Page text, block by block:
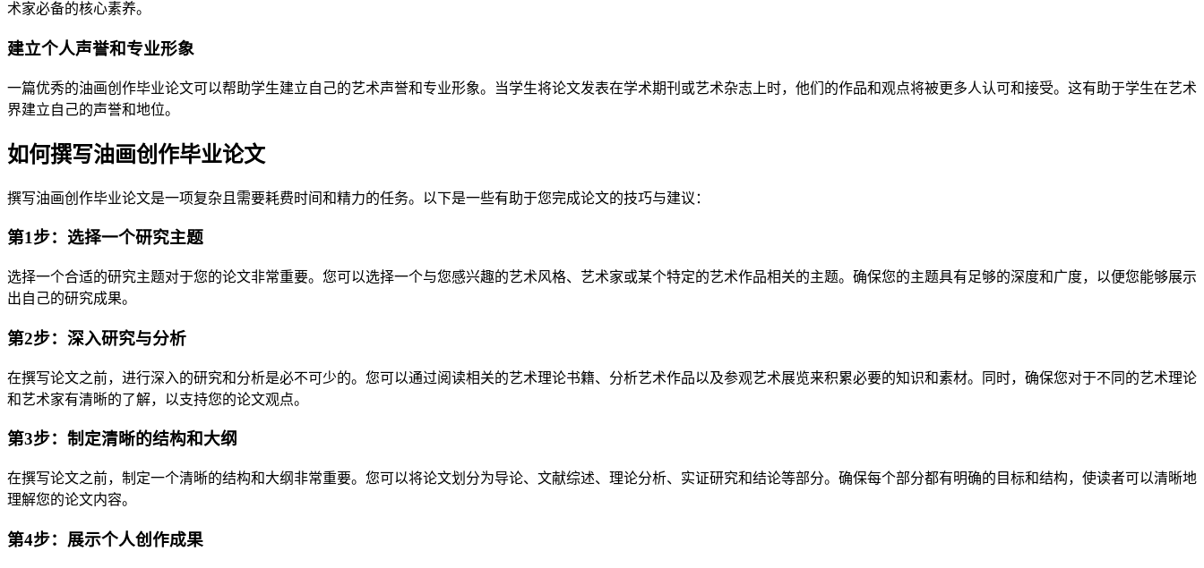
术家必备的核心素养。
建立个人声誉和专业形象
一篇优秀的油画创作毕业论文可以帮助学生建立自己的艺术声誉和专业形象。当学生将论文发表在学术期刊或艺术杂志上时，他们的作品和观点将被更多人认可和接受。这有助于学生在艺术
界建立自己的声誉和地位。
如何撰写油画创作毕业论文
撰写油画创作毕业论文是一项复杂且需要耗费时间和精力的任务。以下是一些有助于您完成论文的技巧与建议：
第1步：选择一个研究主题
选择一个合适的研究主题对于您的论文非常重要。您可以选择一个与您感兴趣的艺术风格、艺术家或某个特定的艺术作品相关的主题。确保您的主题具有足够的深度和广度，以便您能够展示
出自己的研究成果。
第2步：深入研究与分析
在撰写论文之前，进行深入的研究和分析是必不可少的。您可以通过阅读相关的艺术理论书籍、分析艺术作品以及参观艺术展览来积累必要的知识和素材。同时，确保您对于不同的艺术理论
和艺术家有清晰的了解，以支持您的论文观点。
第3步：制定清晰的结构和大纲
在撰写论文之前，制定一个清晰的结构和大纲非常重要。您可以将论文划分为导论、文献综述、理论分析、实证研究和结论等部分。确保每个部分都有明确的目标和结构，使读者可以清晰地
理解您的论文内容。
第4步：展示个人创作成果